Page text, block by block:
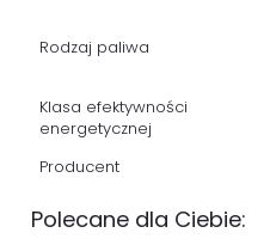
Rodzaj paliwa
Klasa efektywności
energetycznej
Producent
Polecane dla Ciebie: